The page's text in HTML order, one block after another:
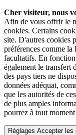
Cher visiteur, nous
Afin de vous offrir le
cookies. Certains
site. D'autres cookies
préférences comme
facultatifs. En
également le transfert
des pays tiers ne
données adéquat,
que les autorités de
de plus amples
pourrez à tout
Réglages Accepter les